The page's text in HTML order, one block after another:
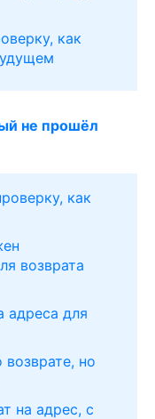
как
не прошёл
как
возврата
адреса для
но
на адрес, с